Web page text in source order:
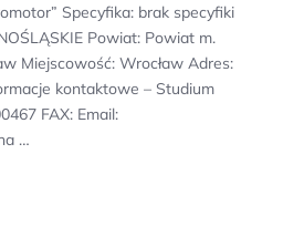
Specyfika: brak specyfiki
Powiat: Powiat m.
Miejscowość: Wrocław Adres:
kontaktowe – Studium
FAX: Email:
…